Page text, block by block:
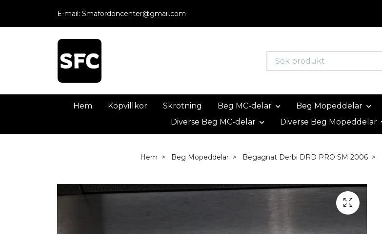
E-mail: Smafordoncenter@gmail.com
Hem Köpvillkor Skrotning Beg MC-delar Beg Mopeddelar
Diverse Beg MC-delar
Diverse Beg Mopeddelar
Hem Beg Mopeddelar Begagnat Derbi DRD PRO SM 2006